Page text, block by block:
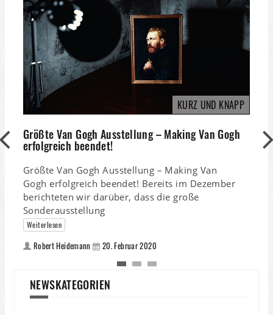
KURZ UND KNAPP
Größte Van Gogh Ausstellung – Making Van Gogh
erfolgreich beendet!
Größte Van Gogh Ausstellung – Making Van
Gogh erfolgreich beendet! Bereits im Dezember
berichteten wir darüber, dass die große
Sonderausstellung
Weiterlesen
Robert Heidemann 20. Februar 2020
NEWSKATEGORIEN